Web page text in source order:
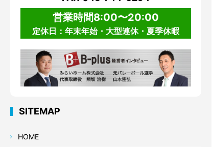
営業時間8:00〜20:00
定休日：年末年始・大型連休・夏季休暇
SITEMAP
HOME